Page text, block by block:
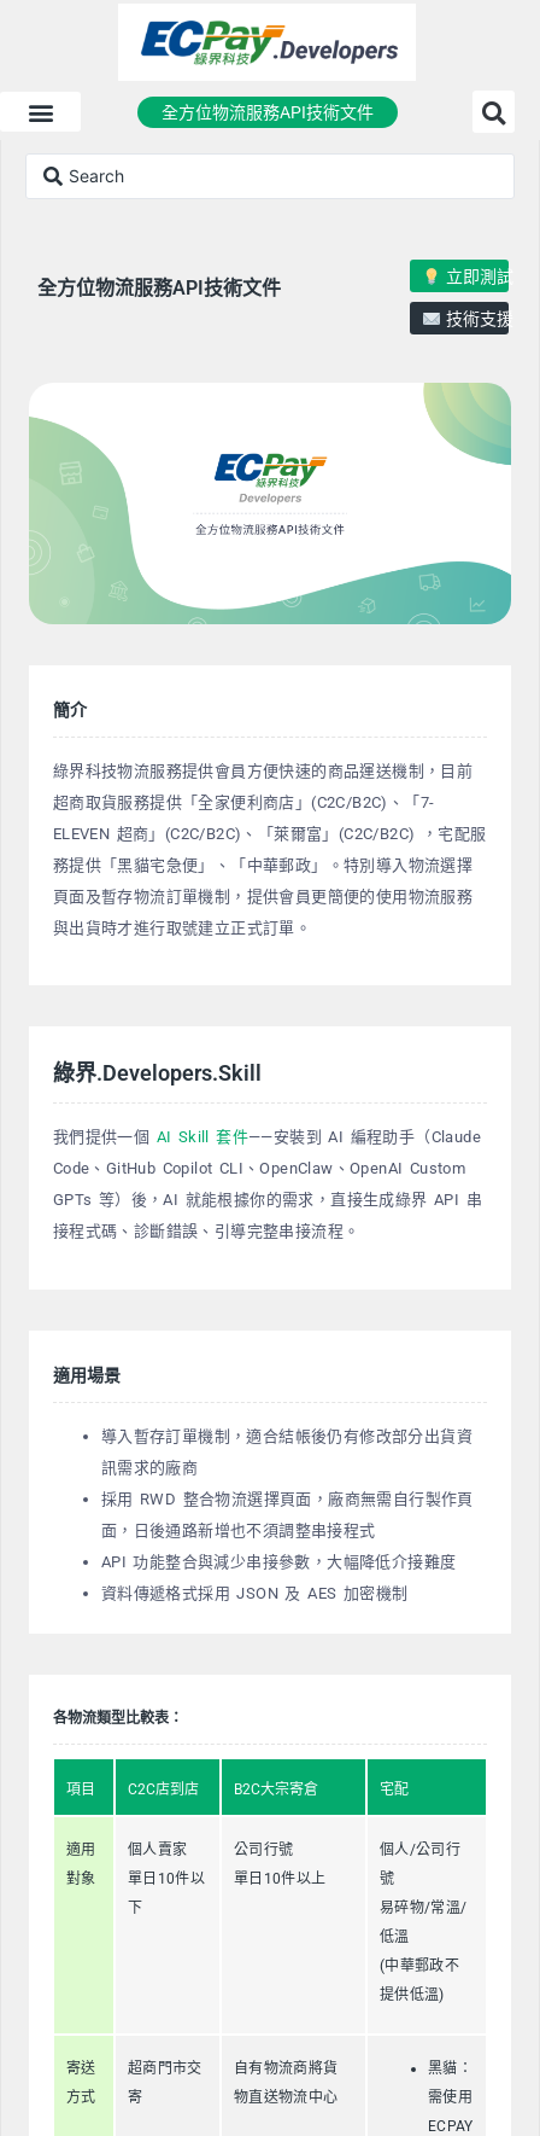
全方位物流服務API技術文件
全方位物流服務API技術文件 立即測試
技術支援
簡介
綠界科技物流服務提供會員方便快速的商品運送機制，目前
超商取貨服務提供「全家便利商店」(C2C/B2C)、「7-
ELEVEN 超商」(C2C/B2C)、「萊爾富」(C2C/B2C) ，宅配服
務提供「黑貓宅急便」、「中華郵政」。特別導入物流選擇
頁面及暫存物流訂單機制，提供會員更簡便的使用物流服務
與出貨時才進行取號建立正式訂單。
綠界.Developers.Skill
我們提供一個 AI Skill 套件——安裝到 AI 編程助手（Claude
Code、GitHub Copilot CLI、OpenClaw、OpenAI Custom
GPTs 等）後，AI 就能根據你的需求，直接生成綠界 API 串
接程式碼、診斷錯誤、引導完整串接流程。
適用場景
導入暫存訂單機制，適合結帳後仍有修改部分出貨資
訊需求的廠商
採用 RWD 整合物流選擇頁面，廠商無需自行製作頁
面，日後通路新增也不須調整串接程式
API 功能整合與減少串接參數，大幅降低介接難度
資料傳遞格式採用 JSON 及 AES 加密機制
各物流類型比較表：
項目 C2C店到店 B2C大宗寄倉 宅配
適用
對象
個人賣家
單日10件以
下
公司行號
單日10件以上
個人/公司行
號
易碎物/常溫/
低溫
(中華郵政不
提供低溫)
寄送
方式
超商門市交
寄
自有物流商將貨
物直送物流中心
黑貓：
需使用
ECPAY